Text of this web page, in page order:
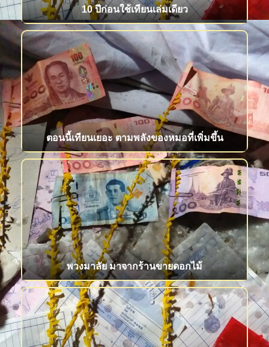
10 ปีก่อนใช้เทียนเล่มเดียว
ตอนนี้เทียนเยอะ ตามพลังของหมอที่เพิ่มขึ้น
พวงมาลัย มาจากร้านขายดอกไม้